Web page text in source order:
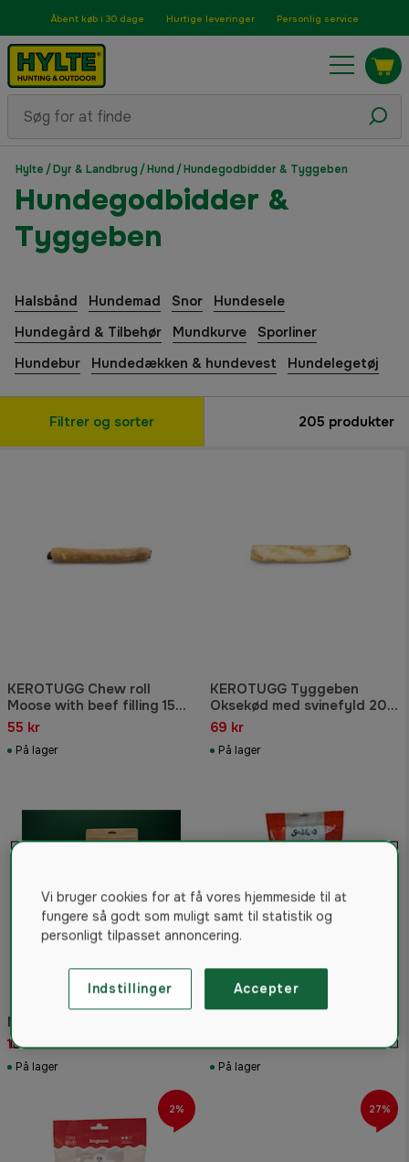
Åbent køb i 30 dage Hurtige leveringer Personlig service
Hylte /Dyr & Landbrug /Hund /Hundegodbidder & Tyggeben
Hundegodbidder &
Tyggeben
Halsbånd Hundemad Snor
Hundesele
Hundegård & Tilbehør
Mundkurve
Sporliner
Hundebur
Hundedækken & hundevest Hundelegetøj
Filtrer og sorter 205 produkter
KEROTUGG Chew roll
Moose with beef filling 15
cm
55 kr
På lager
KEROTUGG Tyggeben
Oksekød med svinefyld 20
cm
69 kr
På lager
Njord Pet Oksechips 5-pak
166 kr
På lager
Småland Kylling Råhud Mix
38 kr
På lager
2% 27%
Vi bruger cookies for at få vores hjemmeside til at
fungere så godt som muligt samt til statistik og
personligt tilpasset annoncering.
Indstillinger Accepter